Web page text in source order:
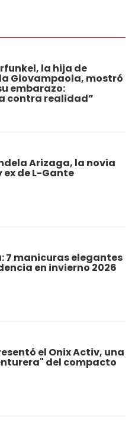
la hija de
Giovampaola, mostró
embarazo:
contra realidad”
Arizaga, la novia
ex de L-Gante
7 manicuras elegantes
en invierno 2026
el Onix Activ, una
del compacto